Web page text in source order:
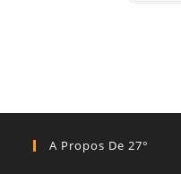
A Propos De 27°